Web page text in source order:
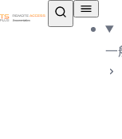
TSplus ドキュメンテ
一